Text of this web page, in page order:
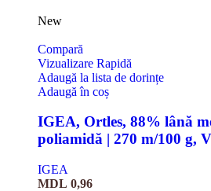
New
Compară
Vizualizare Rapidă
Adaugă la lista de dorințe
Adaugă în coș
IGEA, Ortles, 88% lână
poliamidă | 270 m/100 g,
IGEA
MDL 0,96